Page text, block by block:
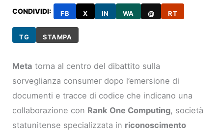
CONDIVIDI: FB X IN WA @ RT
TG STAMPA
Meta torna al centro del dibattito sulla
sorveglianza consumer dopo l’emersione di
documenti e tracce di codice che indicano una
collaborazione con Rank One Computing, società
statunitense specializzata in riconoscimento